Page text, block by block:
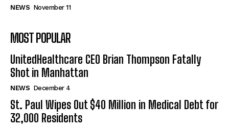
NEWS November 11
MOST POPULAR
UnitedHealthcare CEO Brian Thompson Fatally
Shot in Manhattan
NEWS December 4
St. Paul Wipes Out $40 Million in Medical Debt for
32,000 Residents